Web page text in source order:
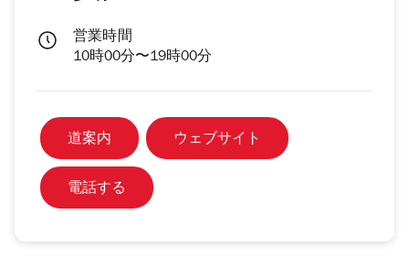
営業時間
10時00分〜19時00分
道案内 ウェブサイト
電話する